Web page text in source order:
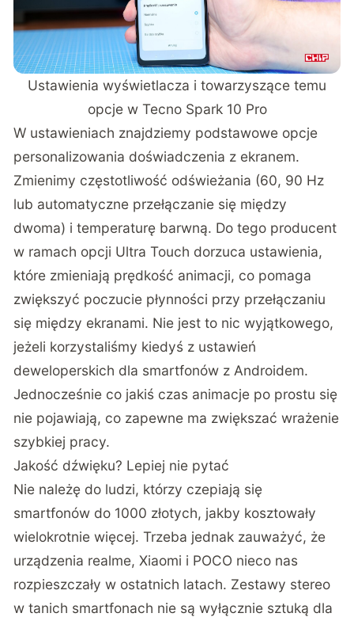
Ustawienia wyświetlacza i towarzyszące temu
opcje w Tecno Spark 10 Pro
W ustawieniach znajdziemy podstawowe opcje
personalizowania doświadczenia z ekranem.
Zmienimy częstotliwość odświeżania (60, 90 Hz
lub automatyczne przełączanie się między
dwoma) i temperaturę barwną. Do tego producent
w ramach opcji Ultra Touch dorzuca ustawienia,
które zmieniają prędkość animacji, co pomaga
zwiększyć poczucie płynności przy przełączaniu
się między ekranami. Nie jest to nic wyjątkowego,
jeżeli korzystaliśmy kiedyś z ustawień
deweloperskich dla smartfonów z Androidem.
Jednocześnie co jakiś czas animacje po prostu się
nie pojawiają, co zapewne ma zwiększać wrażenie
szybkiej pracy.
Jakość dźwięku? Lepiej nie pytać
Nie należę do ludzi, którzy czepiają się
smartfonów do 1000 złotych, jakby kosztowały
wielokrotnie więcej. Trzeba jednak zauważyć, że
urządzenia realme, Xiaomi i POCO nieco nas
rozpieszczały w ostatnich latach. Zestawy stereo
w tanich smartfonach nie są wyłącznie sztuką dla